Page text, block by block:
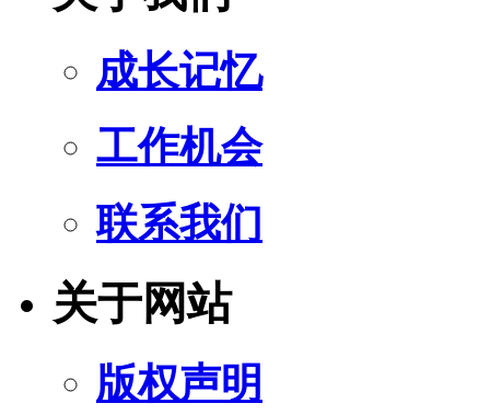
成长记忆
工作机会
联系我们
关于网站
版权声明